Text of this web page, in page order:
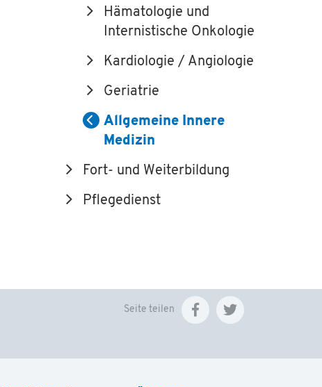
Hämatologie und
Internistische Onkologie
Kardiologie / Angiologie
Geriatrie
Allgemeine Innere
Medizin
Fort- und Weiterbildung
Pflegedienst
Seite teilen